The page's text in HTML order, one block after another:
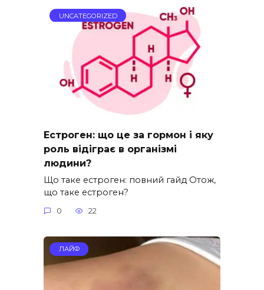
UNCATEGORIZED
Естроген: що це за гормон і яку
роль відіграє в організмі
людини?
Що таке естроген: повний гайд Отож,
що таке естроген?
0 22
ЛАЙФ